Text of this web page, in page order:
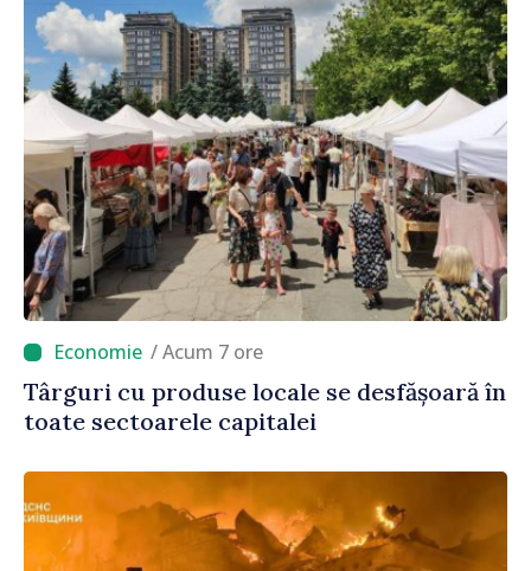
/ Acum 7 ore
Târguri cu produse locale se desfășoară în
toate sectoarele capitalei